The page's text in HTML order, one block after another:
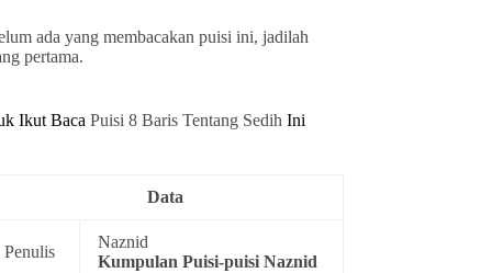
ada yang membacakan puisi ini, jadilah
pertama.
Ikut BacaPuisi 8 Baris Tentang SedihIni
Data
Penulis
Naznid
KumpulanPuisi-puisi Naznid